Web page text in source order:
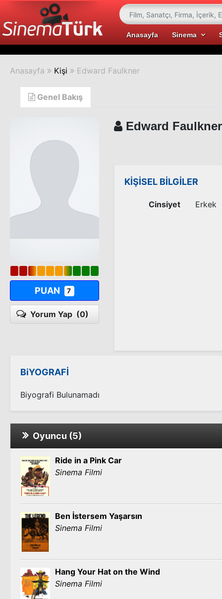
Anasayfa Sinema
Anasayfa Kişi Edward Faulkner
Genel Bakış
PUAN 7
Yorum Yap (0)
Edward Faulkner
KİŞİSEL BİLGİLER
Cinsiyet Erkek
BiYOGRAFİ
Biyografi Bulunamadı
Oyuncu (5)
Ride in a Pink Car
Sinema Filmi
Ben İstersem Yaşarsın
Sinema Filmi
Hang Your Hat on the Wind
Sinema Filmi